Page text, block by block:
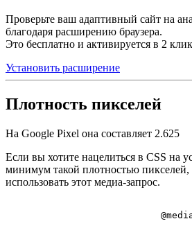
Проверьте ваш адаптивный сайт на
благодаря расширению браузера.
Это бесплатно и активируется в 2
Установить расширение
Плотность пикселей
На Google Pixel она составляет 2.625
Если вы хотите нацелиться в CSS на
минимум такой плотностью
использовать этот медиа-запрос.